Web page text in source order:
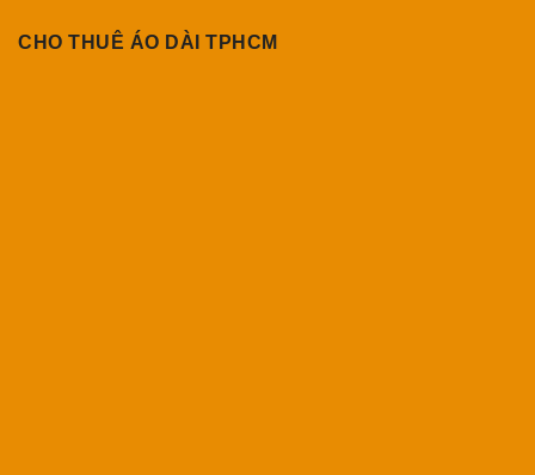
CHO THUÊ ÁO DÀI TPHCM